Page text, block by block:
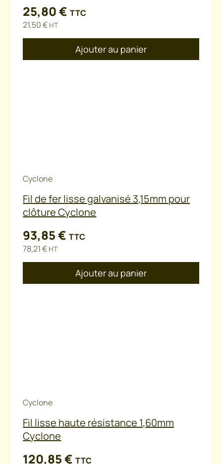
25,80€ TTC
21,50€ HT
Ajouter au panier
Cyclone
Fil de fer lisse galvanisé 3,15mm pour
clôture Cyclone
93,85€ TTC
78,21€ HT
Ajouter au panier
Cyclone
Fil lisse haute résistance 1,60mm
Cyclone
120,85€ TTC